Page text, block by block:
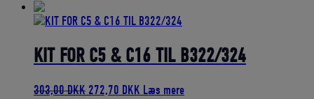
pris
382,00 DKK.
pris
343,80 DKK.
KIT FOR C5 & C16 TIL B322/324
303,00DKK Den
272,70 DKK Den
Læs mere